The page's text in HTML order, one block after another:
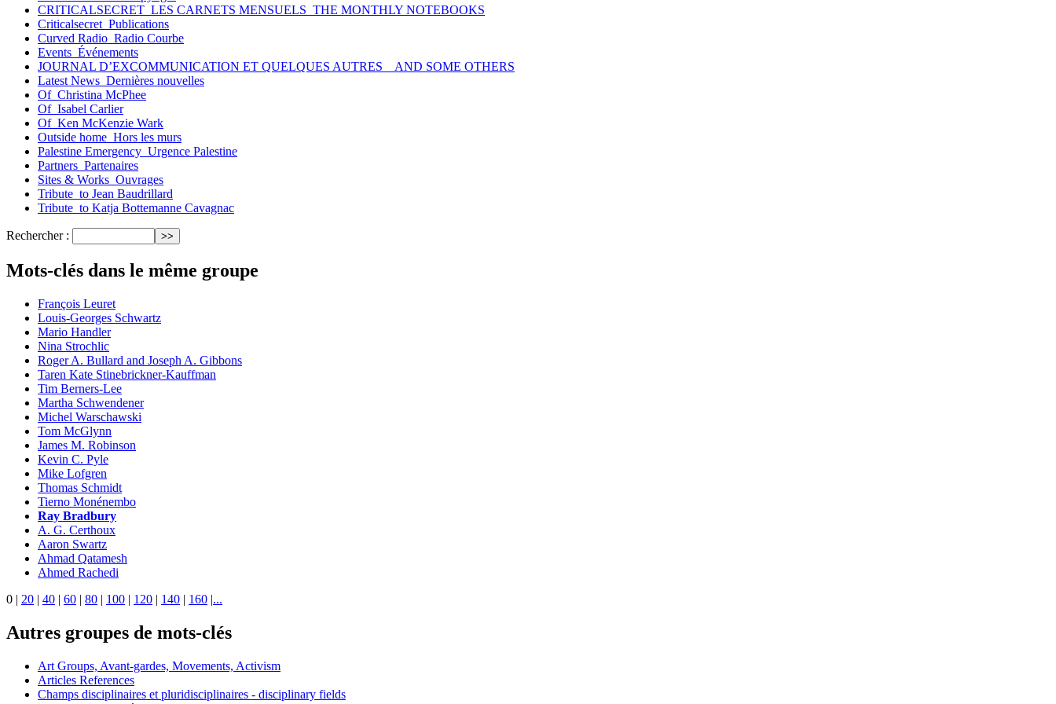
CRITICALSECRET_LES CARNETS MENSUELS_THE MONTHLY NOTEBOOKS
Criticalsecret_Publications
Curved Radio_Radio Courbe
Events_Événements
JOURNAL D’EXCOMMUNICATION ET QUELQUES AUTRES _ AND SOME OTHERS
Latest News_Dernières nouvelles
Of_Christina McPhee
Of_Isabel Carlier
Of_Ken McKenzie Wark
Outside home_Hors les murs
Palestine Emergency_Urgence Palestine
Partners_Partenaires
Sites & Works_Ouvrages
Tribute_to Jean Baudrillard
Tribute_to Katja Bottemanne Cavagnac
Rechercher :
Mots-clés dans le même groupe
François Leuret
Louis-Georges Schwartz
Mario Handler
Nina Strochlic
Roger A. Bullard and Joseph A. Gibbons
Taren Kate Stinebrickner-Kauffman
Tim Berners-Lee
Martha Schwendener
Michel Warschawski
Tom McGlynn
James M. Robinson
Kevin C. Pyle
Mike Lofgren
Thomas Schmidt
Tierno Monénembo
Ray Bradbury
A. G. Certhoux
Aaron Swartz
Ahmad Qatamesh
Ahmed Rachedi
0 | 20 | 40 | 60 | 80 | 100 | 120 | 140 | 160 |...
Autres groupes de mots-clés
Art Groups, Avant-gardes, Movements, Activism
Articles References
Champs disciplinaires et pluridisciplinaires - disciplinary fields